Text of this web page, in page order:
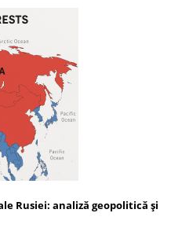
Rusiei: analiză geopolitică și